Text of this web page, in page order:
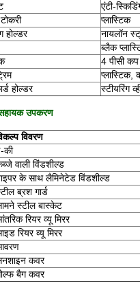
एंटी-
प्लास्टिक
होल्डर
नायलॉन
ब्लैक
4 पीसी
प्लास्टिक,
होल्डर
स्टीयरिंग
उपकरण
विवरण
की
वाली विंडशील्ड
के साथ लैमिनेटेड विंडशील्ड
ब्रश गार्ड
स्टील बास्केट
रियर व्यू मिरर
रियर व्यू मिरर
कवर
बैग कवर